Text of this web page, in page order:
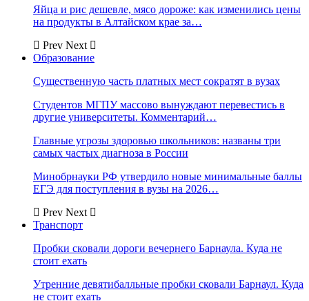
Яйца и рис дешевле, мясо дороже: как изменились цены
на продукты в Алтайском крае за…
Prev Next
Образование
Существенную часть платных мест сократят в вузах
Студентов МГПУ массово вынуждают перевестись в
другие университеты. Комментарий…
Главные угрозы здоровью школьников: названы три
самых частых диагноза в России
Минобрнауки РФ утвердило новые минимальные баллы
ЕГЭ для поступления в вузы на 2026…
Prev Next
Транспорт
Пробки сковали дороги вечернего Барнаула. Куда не
стоит ехать
Утренние девятибалльные пробки сковали Барнаул. Куда
не стоит ехать